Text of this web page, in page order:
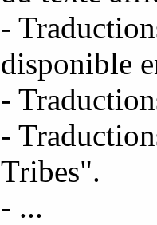
-
disponible
-
-
Tribes".
- ...